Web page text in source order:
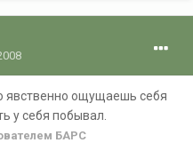
явственно ощущаешь себя
у себя побывал.
БАРС